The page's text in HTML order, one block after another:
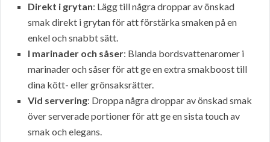
Direkt i grytan: Lägg till några droppar av önskad
smak direkt i grytan för att förstärka smaken på en
enkel och snabbt sätt.
I marinader och såser: Blanda bordsvattenaromer i
marinader och såser för att ge en extra smakboost till
dina kött- eller grönsaksrätter.
Vid servering: Droppa några droppar av önskad smak
över serverade portioner för att ge en sista touch av
smak och elegans.